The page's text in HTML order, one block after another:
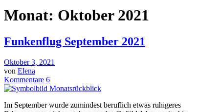
Monat: Oktober 2021
Funkenflug September 2021
Oktober 3, 2021
von Elena
Kommentare 6
Im September wurde zumindest beruflich etwas ruhigeres